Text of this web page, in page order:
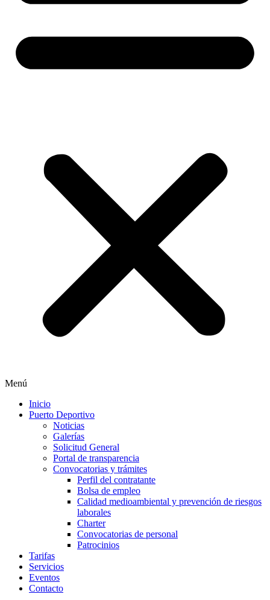
Menú
Inicio
Puerto Deportivo
Noticias
Galerías
Solicitud General
Portal de transparencia
Convocatorias y trámites
Perfil del contratante
Bolsa de empleo
Calidad medioambiental y prevención de riesgos
laborales
Charter
Convocatorias de personal
Patrocinios
Tarifas
Servicios
Eventos
Contacto